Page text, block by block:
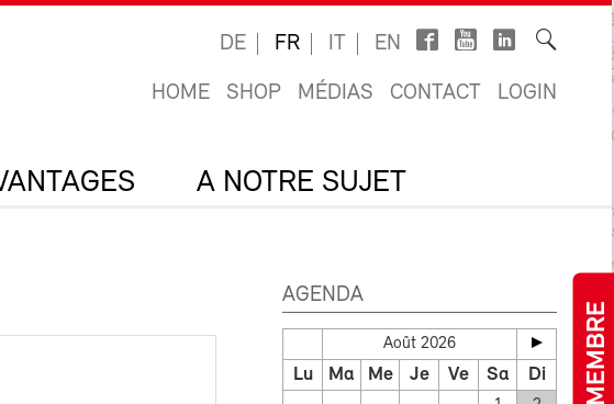
DE FR IT EN
HOME SHOP MÉDIAS CONTACT LOGIN
A NOTRE SUJET
AGENDA
Août 2026
Lu Ma Me Je Ve Sa Di